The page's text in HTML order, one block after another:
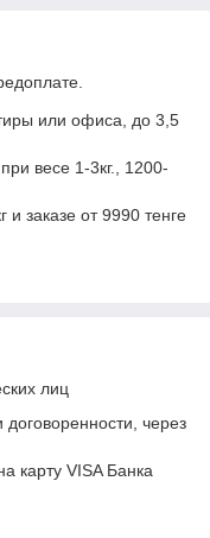
или офиса, до 3,5
весе 1-3кг., 1200-
заказе от 9990 тенге
лиц
через
карту VISA Банка